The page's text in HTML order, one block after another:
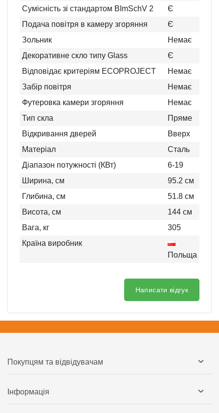
Сумісність зі стандартом BImSchV 2
Є
Подача повітря в камеру згоряння
Є
Зольник
Немає
Декоративне скло типу Glass
Є
Відповідає критеріям ECOPROJECT
Немає
Забір повітря
Немає
Футеровка камери згоряння
Немає
Тип скла
Пряме
Відкривання дверей
Вверх
Матеріал
Сталь
Діапазон потужності (КВт)
6-19
Ширина, см
95.2 см
Глибина, см
51.8 см
Висота, см
144 см
Вага, кг
305
Країна виробник
Польща
Написати відгук
Покупцям та відвідувачам
Інформація